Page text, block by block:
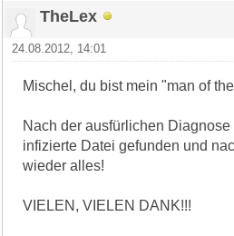
TheLex
24.08.2012, 14:01
Mischel, du bist mein "man of
Nach der ausfürlichen
infizierte Datei gefunden und
wieder alles!
VIELEN, VIELEN DANK!!!